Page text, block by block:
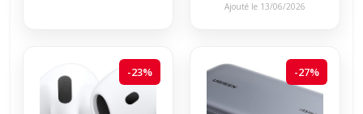
Ajouté le 13/06/2026
-23% -27%